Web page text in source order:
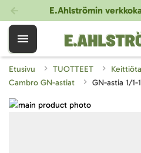
E.Ahlströmin
Etusivu TUOTTEET
Cambro GN-astiat
GN-astia 1/1-
Skip